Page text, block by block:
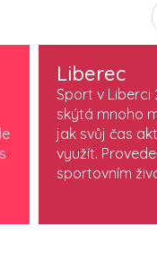
Liberec
Sport v Liberci
skýtá mnoho
jak svůj čas
využít.
sportovním